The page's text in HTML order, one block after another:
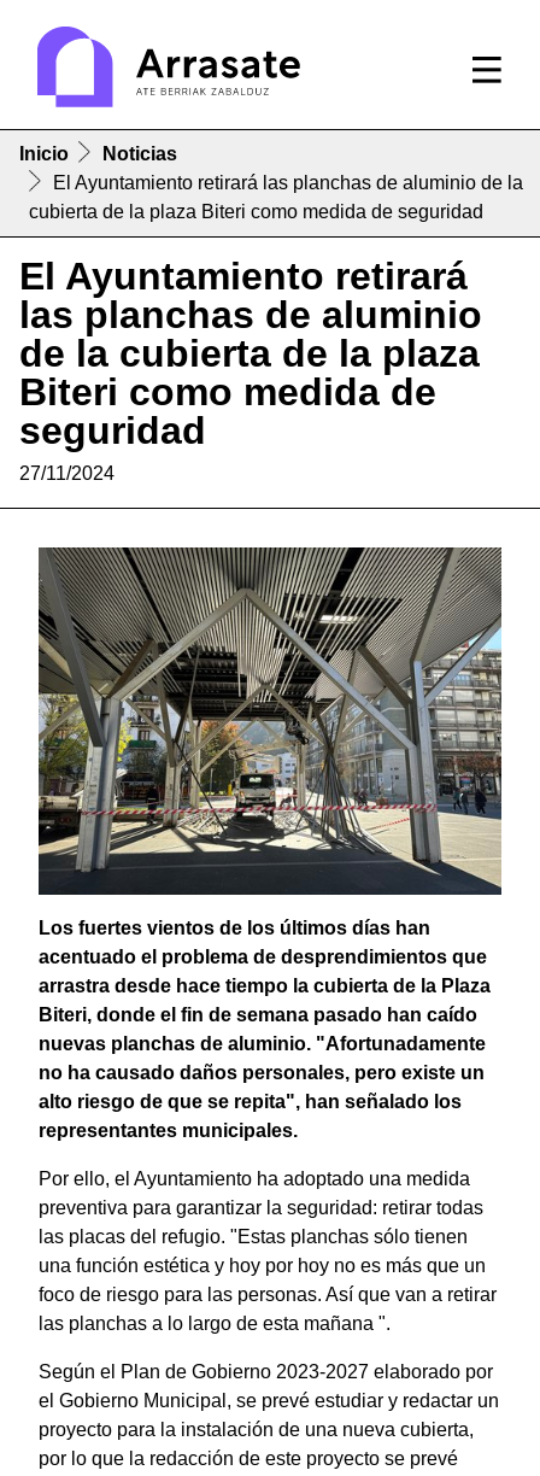
Inicio
Noticias
El Ayuntamiento retirará las planchas de aluminio de la
cubierta de la plaza Biteri como medida de seguridad
El Ayuntamiento retirará
las planchas de aluminio
de la cubierta de la plaza
Biteri como medida de
seguridad
27/11/2024
Los fuertes vientos de los últimos días han
acentuado el problema de desprendimientos que
arrastra desde hace tiempo la cubierta de la Plaza
Biteri, donde el fin de semana pasado han caído
nuevas planchas de aluminio. "Afortunadamente
no ha causado daños personales, pero existe un
alto riesgo de que se repita", han señalado los
representantes municipales.
Por ello, el Ayuntamiento ha adoptado una medida
preventiva para garantizar la seguridad: retirar todas
las placas del refugio. "Estas planchas sólo tienen
una función estética y hoy por hoy no es más que un
foco de riesgo para las personas. Así que van a retirar
las planchas a lo largo de esta mañana ".
Según el Plan de Gobierno 2023-2027 elaborado por
el Gobierno Municipal, se prevé estudiar y redactar un
proyecto para la instalación de una nueva cubierta,
por lo que la redacción de este proyecto se prevé